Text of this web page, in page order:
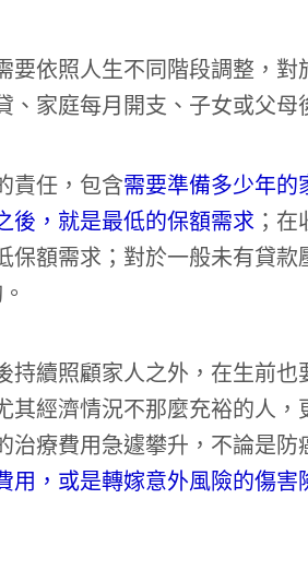
要依照人生不同階段調整，
、家庭每月開支、子女或父母
責任，包含需要準備多少年的
後，就是最低的保額需求 ；
保額需求；對於一般未有貸
持續照顧家人之外，在生前
其經濟情況不那麼充裕的人
治療費用急遽攀升，不論是防
用，或是轉嫁意外風險的傷害